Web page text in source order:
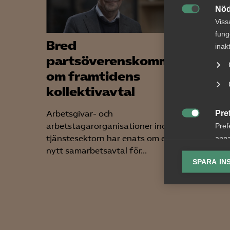

SPARA
Bred
partsöverenskommelse
om framtidens
kollektivavtal
Arbetsgivar- och
arbetstagarorganisationer inom
tjänstesektorn har enats om ett
nytt samarbetsavtal för...
lön
AD